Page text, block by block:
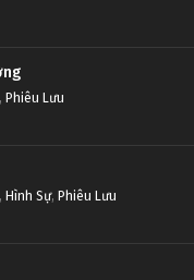
, Phiêu Lưu
, Hình Sự, Phiêu Lưu